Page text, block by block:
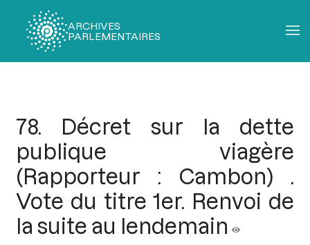
ARCHIVES
PARLEMENTAIRES
78. Décret sur la dette
publique viagère
(Rapporteur : Cambon) .
Vote du titre 1er. Renvoi de
la suite au lendemain